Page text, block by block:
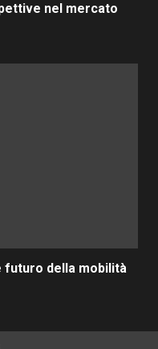
nel mercato
futuro della mobilità